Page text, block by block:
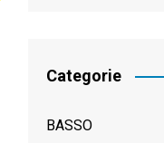
Categorie
BASSO